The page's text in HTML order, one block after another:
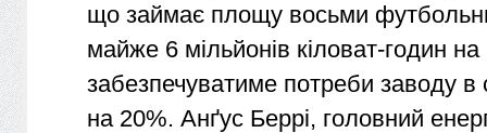
що займає площу восьми
майже 6 мільйонів кіловат-годин на
забезпечуватиме потреби заводу в
на 20%. Анґус Беррі, головний